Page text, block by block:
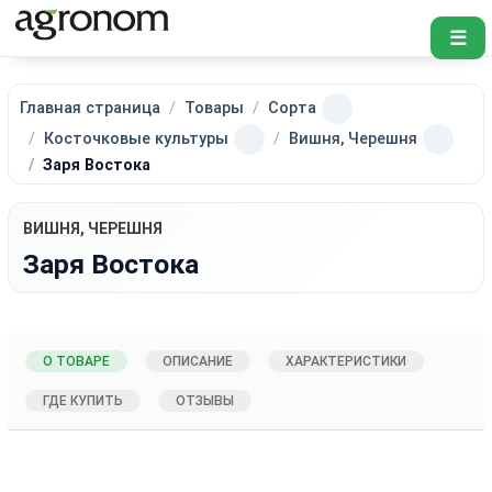
☰
Главная страница Товары
Сорта
Косточковые культуры
Вишня, Черешня
Заря Востока
ВИШНЯ, ЧЕРЕШНЯ
Заря Востока
О ТОВАРЕ ОПИСАНИЕ ХАРАКТЕРИСТИКИ
ГДЕ КУПИТЬ ОТЗЫВЫ